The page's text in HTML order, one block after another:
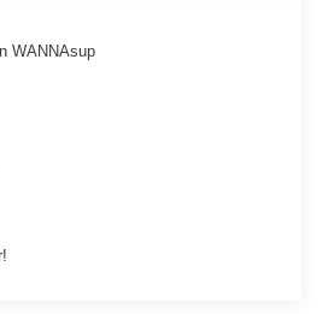
WANNAsup